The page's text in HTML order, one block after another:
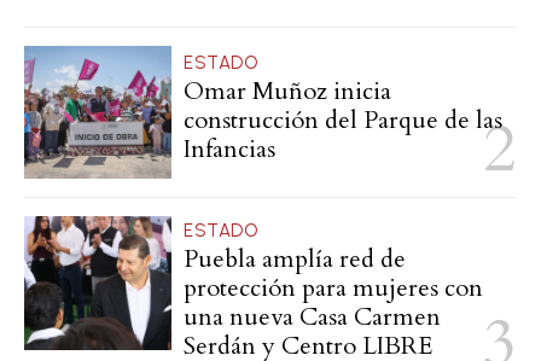
ESTADO
Omar Muñoz inicia
construcción del Parque de las
Infancias
ESTADO
Puebla amplía red de
protección para mujeres con
una nueva Casa Carmen
Serdán y Centro LIBRE